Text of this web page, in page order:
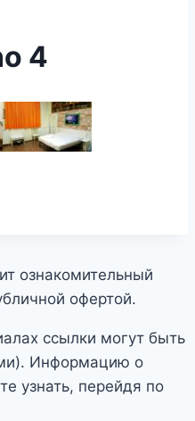
4
ознакомительный
офертой.
ссылки могут быть
Информацию о
узнать, перейдя по